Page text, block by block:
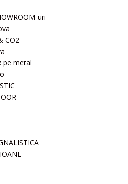
uri
CO2
pe metal